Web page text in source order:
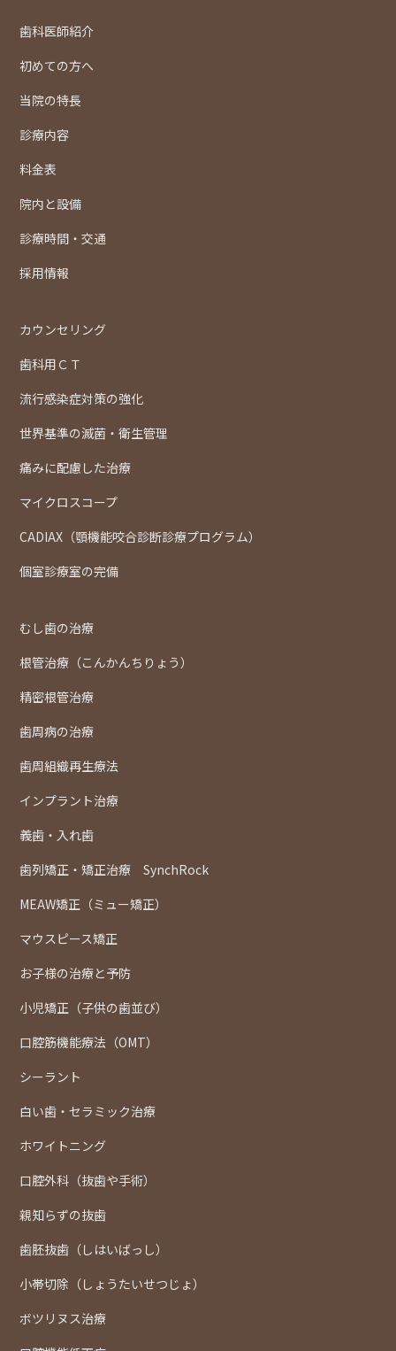
歯科医師紹介
初めての方へ
当院の特長
診療内容
料金表
院内と設備
診療時間・交通
採用情報
カウンセリング
歯科用ＣＴ
流行感染症対策の強化
世界基準の滅菌・衛生管理
痛みに配慮した治療
マイクロスコープ
CADIAX（顎機能咬合診断診療プログラム）
個室診療室の完備
むし歯の治療
根管治療（こんかんちりょう）
精密根管治療
歯周病の治療
歯周組織再生療法
インプラント治療
義歯・入れ歯
歯列矯正・矯正治療 SynchRock
MEAW矯正（ミュー矯正）
マウスピース矯正
お子様の治療と予防
小児矯正（子供の歯並び）
口腔筋機能療法（OMT）
シーラント
白い歯・セラミック治療
ホワイトニング
口腔外科（抜歯や手術）
親知らずの抜歯
歯胚抜歯（しはいばっし）
小帯切除（しょうたいせつじょ）
ボツリヌス治療